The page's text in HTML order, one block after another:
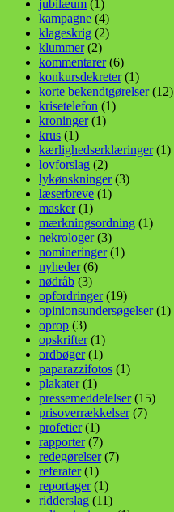
jubilæum (1)
kampagne (4)
klageskrig (2)
klummer(2)
kommentarer(6)
konkursdekreter(1)
korte bekendtgørelser(12)
krisetelefon (1)
kroninger(1)
krus (1)
kærlighedserklæringer(1)
lovforslag (2)
lykønskninger(3)
læserbreve (1)
masker(1)
mærkningsordning (1)
nekrologer(3)
nomineringer(1)
nyheder(6)
nødråb (3)
opfordringer(19)
opinionsundersøgelser(1)
oprop (3)
opskrifter(1)
ordbøger(1)
paparazzifotos (1)
plakater(1)
pressemeddelelser(15)
prisoverrækkelser(7)
profetier(1)
rapporter(7)
redegørelser(7)
referater(1)
reportager(1)
ridderslag (11)